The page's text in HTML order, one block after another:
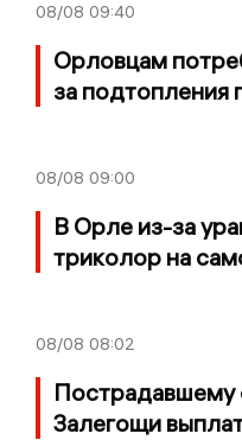
08/08 09:40
Орловцам
за подтопления
08/08 09:00
В Орле из-за
триколор на
08/08 08:02
Пострадавшему
Залегощи